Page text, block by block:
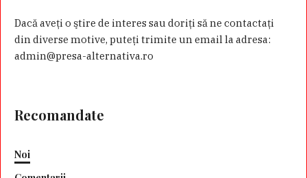
Dacă aveţi o ştire de interes sau doriţi să ne contactaţi
din diverse motive, puteţi trimite un email la adresa:
admin@presa-alternativa.ro
Recomandate
Noi